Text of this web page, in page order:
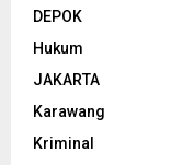
DEPOK
Hukum
JAKARTA
Karawang
Kriminal